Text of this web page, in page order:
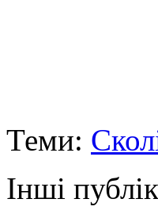
Теми:
Інші